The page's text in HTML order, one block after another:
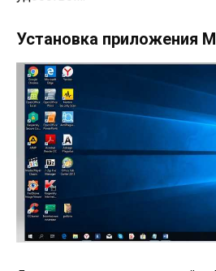
Установка приложения